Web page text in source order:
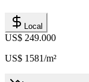
Local
US$ 249.000
US$ 1581/m²